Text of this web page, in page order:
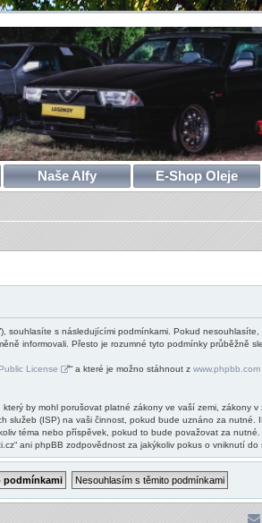
Naše Alfy E-Shop Oleje
souhlasíte s následujícími podmínkami. Pokud
informovali. Přesto je rozumné tyto podmínky průběžně
License “ a které je možno stáhnout z www.phpbb.com
by mohl porušovat platné zákony ve vaší zemi, zákony
(ISP) na vaši činnost, pokud bude uznáno za
téma nebo příspěvek, pokud to bude považovat za
ani phpBB zodpovědnost za jakýkoliv pokus o vniknutí